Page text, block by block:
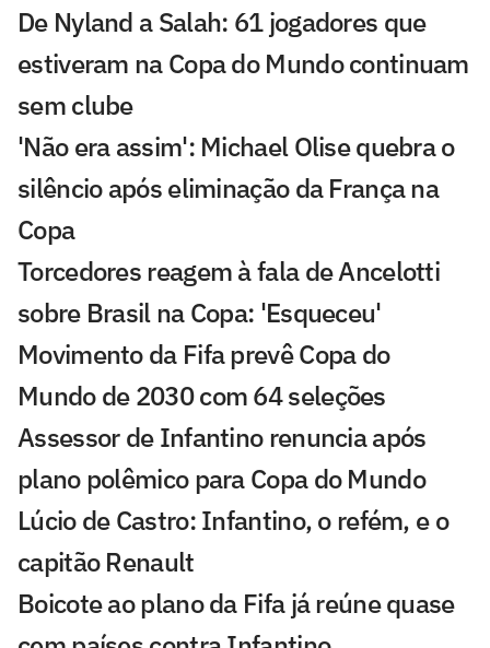
De Nyland a Salah: 61 jogadores que
estiveram na Copa do Mundo continuam
sem clube
'Não era assim': Michael Olise quebra o
silêncio após eliminação da França na
Copa
Torcedores reagem à fala de Ancelotti
sobre Brasil na Copa: 'Esqueceu'
Movimento da Fifa prevê Copa do
Mundo de 2030 com 64 seleções
Assessor de Infantino renuncia após
plano polêmico para Copa do Mundo
Lúcio de Castro: Infantino, o refém, e o
capitão Renault
Boicote ao plano da Fifa já reúne quase